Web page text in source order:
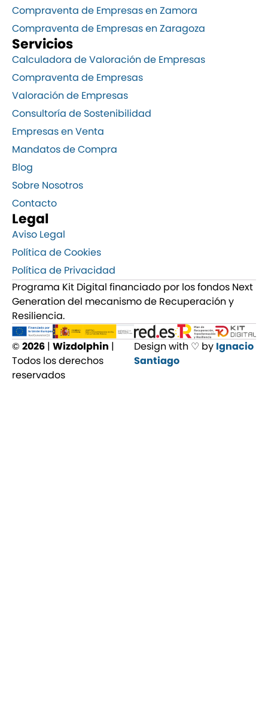
Compraventa de Empresas en Zamora
Compraventa de Empresas en Zaragoza
Servicios
Calculadora de Valoración de Empresas
Compraventa de Empresas
Valoración de Empresas
Consultoría de Sostenibilidad
Empresas en Venta
Mandatos de Compra
Blog
Sobre Nosotros
Contacto
Legal
Aviso Legal
Política de Cookies
Política de Privacidad
Programa Kit Digital financiado por los fondos Next
Generation del mecanismo de Recuperación y
Resiliencia.
© 2026 | Wizdolphin |
Todos los derechos
reservados
Design with ♡ by Ignacio
Santiago